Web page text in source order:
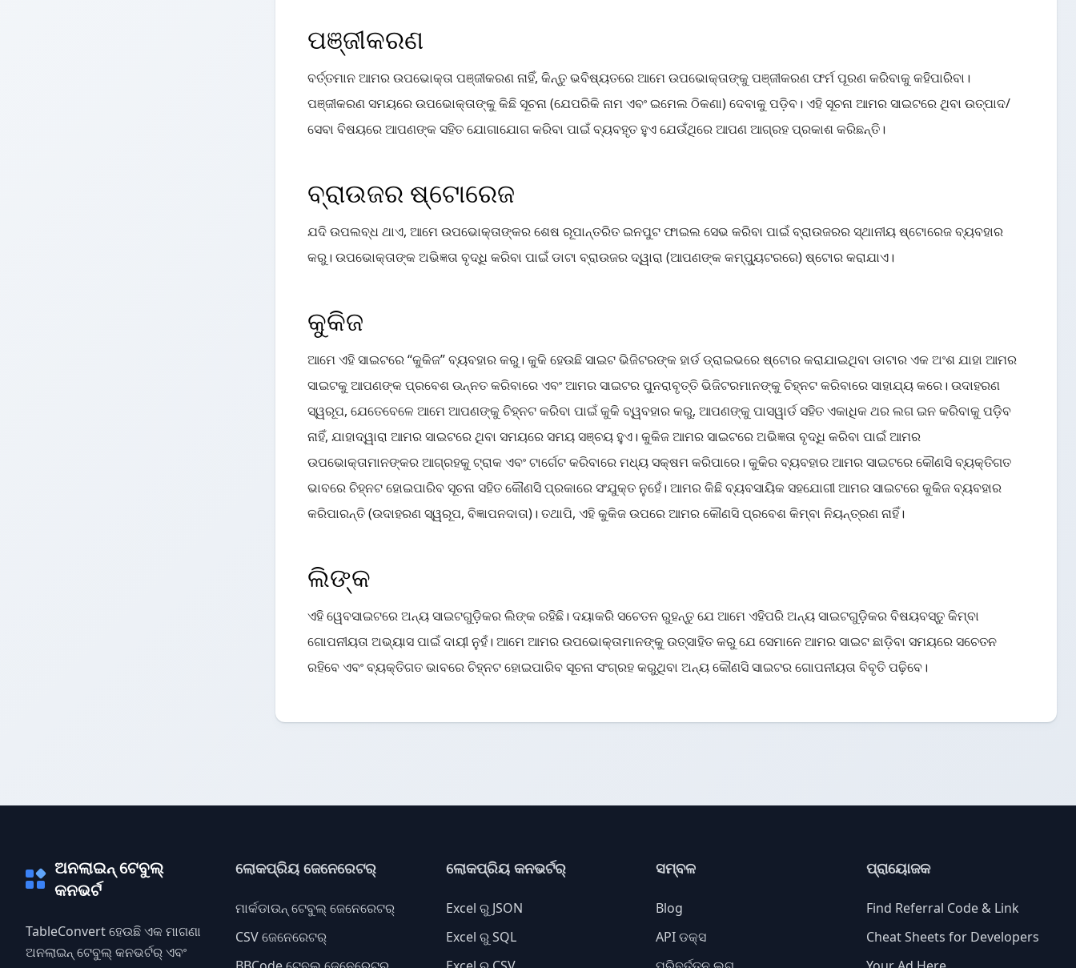
ପଞ୍ଜୀକରଣ
ବର୍ତ୍ତମାନ ଆମର ଉପଭୋକ୍ତା ପଞ୍ଜୀକରଣ ନାହିଁ, କିନ୍ତୁ ଭବିଷ୍ୟତରେ ଆମେ ଉପଭୋକ୍ତାଙ୍କୁ ପଞ୍ଜୀକରଣ ଫର୍ମ ପୂରଣ କରିବାକୁ କହିପାରିବା।
ପଞ୍ଜୀକରଣ ସମୟରେ ଉପଭୋକ୍ତାଙ୍କୁ କିଛି ସୂଚନା (ଯେପରିକି ନାମ ଏବଂ ଇମେଲ ଠିକଣା) ଦେବାକୁ ପଡ଼ିବ। ଏହି ସୂଚନା ଆମର ସାଇଟରେ ଥିବା ଉତ୍ପାଦ/
ସେବା ବିଷୟରେ ଆପଣଙ୍କ ସହିତ ଯୋଗାଯୋଗ କରିବା ପାଇଁ ବ୍ୟବହୃତ ହୁଏ ଯେଉଁଥିରେ ଆପଣ ଆଗ୍ରହ ପ୍ରକାଶ କରିଛନ୍ତି।
ବ୍ରାଉଜର ଷ୍ଟୋରେଜ
ଯଦି ଉପଲବ୍ଧ ଥାଏ, ଆମେ ଉପଭୋକ୍ତାଙ୍କର ଶେଷ ରୂପାନ୍ତରିତ ଇନପୁଟ ଫାଇଲ ସେଭ କରିବା ପାଇଁ ବ୍ରାଉଜରର ସ୍ଥାନୀୟ ଷ୍ଟୋରେଜ ବ୍ୟବହାର
କରୁ। ଉପଭୋକ୍ତାଙ୍କ ଅଭିଜ୍ଞତା ବୃଦ୍ଧି କରିବା ପାଇଁ ଡାଟା ବ୍ରାଉଜର ଦ୍ୱାରା (ଆପଣଙ୍କ କମ୍ପ୍ୟୁଟରରେ) ଷ୍ଟୋର କରାଯାଏ।
କୁକିଜ
ଆମେ ଏହି ସାଇଟରେ “କୁକିଜ” ବ୍ୟବହାର କରୁ। କୁକି ହେଉଛି ସାଇଟ ଭିଜିଟରଙ୍କ ହାର୍ଡ ଡ୍ରାଇଭରେ ଷ୍ଟୋର କରାଯାଇଥିବା ଡାଟାର ଏକ ଅଂଶ ଯାହା ଆମର
ସାଇଟକୁ ଆପଣଙ୍କ ପ୍ରବେଶ ଉନ୍ନତ କରିବାରେ ଏବଂ ଆମର ସାଇଟର ପୁନରାବୃତ୍ତି ଭିଜିଟରମାନଙ୍କୁ ଚିହ୍ନଟ କରିବାରେ ସାହାଯ୍ୟ କରେ। ଉଦାହରଣ
ସ୍ୱରୂପ, ଯେତେବେଳେ ଆମେ ଆପଣଙ୍କୁ ଚିହ୍ନଟ କରିବା ପାଇଁ କୁକି ବ୍ୱବହାର କରୁ, ଆପଣଙ୍କୁ ପାସୱାର୍ଡ ସହିତ ଏକାଧିକ ଥର ଲଗ ଇନ କରିବାକୁ ପଡ଼ିବ
ନାହିଁ, ଯାହାଦ୍ୱାରା ଆମର ସାଇଟରେ ଥିବା ସମୟରେ ସମୟ ସଞ୍ଚୟ ହୁଏ। କୁକିଜ ଆମର ସାଇଟରେ ଅଭିଜ୍ଞତା ବୃଦ୍ଧି କରିବା ପାଇଁ ଆମର
ଉପଭୋକ୍ତାମାନଙ୍କର ଆଗ୍ରହକୁ ଟ୍ରାକ ଏବଂ ଟାର୍ଗେଟ କରିବାରେ ମଧ୍ୟ ସକ୍ଷମ କରିପାରେ। କୁକିର ବ୍ୟବହାର ଆମର ସାଇଟରେ କୌଣସି ବ୍ୟକ୍ତିଗତ
ଭାବରେ ଚିହ୍ନଟ ହୋଇପାରିବ ସୂଚନା ସହିତ କୌଣସି ପ୍ରକାରେ ସଂଯୁକ୍ତ ନୁହେଁ। ଆମର କିଛି ବ୍ୟବସାୟିକ ସହଯୋଗୀ ଆମର ସାଇଟରେ କୁକିଜ ବ୍ୟବହାର
କରିପାରନ୍ତି (ଉଦାହରଣ ସ୍ୱରୂପ, ବିଜ୍ଞାପନଦାତା)। ତଥାପି, ଏହି କୁକିଜ ଉପରେ ଆମର କୌଣସି ପ୍ରବେଶ କିମ୍ବା ନିୟନ୍ତ୍ରଣ ନାହିଁ।
ଲିଙ୍କ
ଏହି ୱେବସାଇଟରେ ଅନ୍ୟ ସାଇଟଗୁଡ଼ିକର ଲିଙ୍କ ରହିଛି। ଦୟାକରି ସଚେତନ ରୁହନ୍ତୁ ଯେ ଆମେ ଏହିପରି ଅନ୍ୟ ସାଇଟଗୁଡ଼ିକର ବିଷୟବସ୍ତୁ କିମ୍ବା
ଗୋପନୀୟତା ଅଭ୍ୟାସ ପାଇଁ ଦାୟୀ ନୁହଁ। ଆମେ ଆମର ଉପଭୋକ୍ତାମାନଙ୍କୁ ଉତ୍ସାହିତ କରୁ ଯେ ସେମାନେ ଆମର ସାଇଟ ଛାଡ଼ିବା ସମୟରେ ସଚେତନ
ରହିବେ ଏବଂ ବ୍ୟକ୍ତିଗତ ଭାବରେ ଚିହ୍ନଟ ହୋଇପାରିବ ସୂଚନା ସଂଗ୍ରହ କରୁଥିବା ଅନ୍ୟ କୌଣସି ସାଇଟର ଗୋପନୀୟତା ବିବୃତି ପଢ଼ିବେ।
ଅନଲାଇନ୍ ଟେବୁଲ୍
କନଭର୍ଟ
TableConvert ହେଉଛି ଏକ ମାଗଣା
ଅନଲାଇନ୍ ଟେବୁଲ୍ କନଭର୍ଟର୍ ଏବଂ
ଲୋକପ୍ରିୟ ଜେନେରେଟର୍
ମାର୍କଡାଉନ୍ ଟେବୁଲ୍ ଜେନେରେଟର୍
CSV ଜେନେରେଟର୍
ଲୋକପ୍ରିୟ କନଭର୍ଟର୍
Excel ରୁ JSON
Excel ରୁ SQL
ସମ୍ବଳ
Blog
API ଡକ୍ସ
ପ୍ରାୟୋଜକ
Find Referral Code & Link
Cheat Sheets for Developers